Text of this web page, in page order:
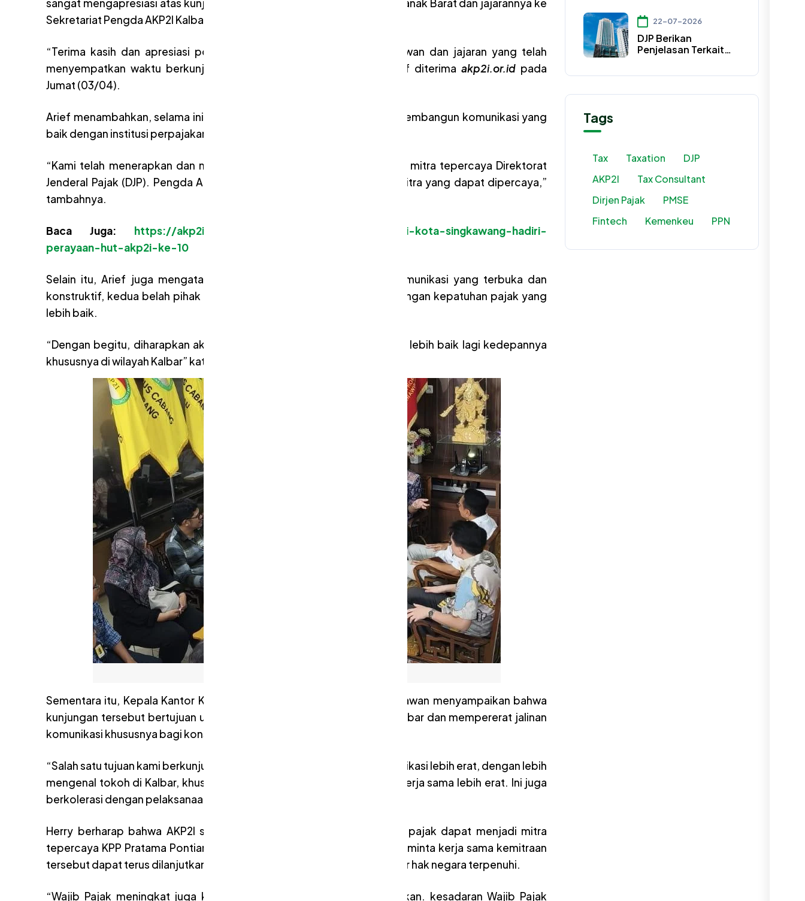
sangat mengapresiasi atas kunjungan Kepala Kantor KPP Pratama Pontianak Barat dan jajarannya ke
Sekretariat Pengda AKP2I Kalbar.
“Terima kasih dan apresiasi positif kami kepada bapak Herry Setyawan dan jajaran yang telah
menyempatkan waktu berkunjung ke sekretariat kami,” ungkap Arief diterimaakp2i.or.id pada
Jumat (03/04).
Arief menambahkan, selama ini Pengda AKP2I Kalbar telah dan selalu membangun komunikasi yang
baik dengan institusi perpajakan di Kalbar.
“Kami telah menerapkan dan menjalankan motto asosiasi, yaitu AKP2I mitra tepercaya Direktorat
Jenderal Pajak (DJP). Pengda AKP2I Kalbar telah betul-betul menjadi mitra yang dapat dipercaya,”
tambahnya.
Baca Juga: https://akp2i.or.id/berita/wali-kota-dan-wakil-wali-kota-singkawang-hadiri-
perayaan-hut-akp2i-ke-10
Selain itu, Arief juga mengatakan bahwa dengan silaturahmi dan komunikasi yang terbuka dan
konstruktif, kedua belah pihak berkomitmen untuk menciptakan lingkungan kepatuhan pajak yang
lebih baik.
“Dengan begitu, diharapkan akan tercipta ekosistem perpajakan yang lebih baik lagi kedepannya
khususnya di wilayah Kalbar” kata ARief.
Sementara itu, Kepala Kantor KPP Pratama Pontianak Barat Herry Setyawan menyampaikan bahwa
kunjungan tersebut bertujuan untuk lebih mengenal tokoh-tokoh di Kalbar dan mempererat jalinan
komunikasi khususnya bagi konsultan pajak.
“Salah satu tujuan kami berkunjung siang ini, supaya bisa menjalin komunikasi lebih erat, dengan lebih
mengenal tokoh di Kalbar, khususnya Pontianak. Kami ingin terus jalin kerja sama lebih erat. Ini juga
berkolerasi dengan pelaksanaan tugas dan fungsi kami,” ujar Herry.
Herry berharap bahwa AKP2I sebagai salah satu himpunan konsultan pajak dapat menjadi mitra
tepercaya KPP Pratama Pontianak Barat. Tidak hanya itu aja, ia pun meminta kerja sama kemitraan
tersebut dapat terus dilanjutkan dan ditingkatkan, sehingga benar-benar hak negara terpenuhi.
“Wajib Pajak meningkat juga kepercayaannya pada instansi perpajakan. kesadaran Wajib Pajak
Pandai Mengelola?
22-07-2026
DJP Berikan
Penjelasan Terkait
Tags
Tax Taxation
DJP
AKP2I
Tax Consultant
Dirjen Pajak
PMSE
Fintech
Kemenkeu PPN